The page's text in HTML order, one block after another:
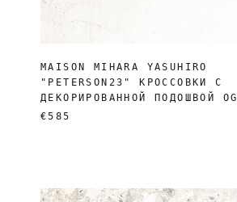
MAISON MIHARA YASUHIRO
"PETERSON23" КРОССОВКИ С
ДЕКОРИРОВАННОЙ ПОДОШВОЙ OG
€585